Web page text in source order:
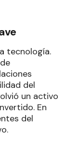
tecnología.
del
un activo
En
del